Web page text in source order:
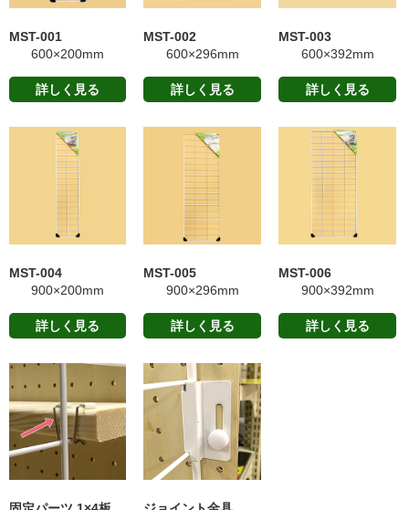
MST-001
600×200mm
詳しく見る
MST-002
600×296mm
詳しく見る
MST-003
600×392mm
詳しく見る
MST-004
900×200mm
詳しく見る
MST-005
900×296mm
詳しく見る
MST-006
900×392mm
詳しく見る